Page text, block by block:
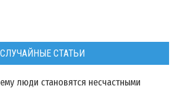
СЛУЧАЙНЫЕ СТАТЬИ
люди становятся несчастными